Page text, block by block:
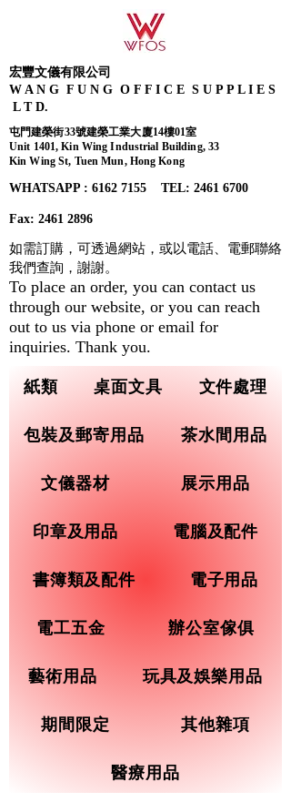
宏豐文儀有限公司
W A N G F U N G O F F I C E S U P P L I E S
L T D.
屯門建榮街33號建榮工業大廈14樓01室
Unit 1401, Kin Wing Industrial Building, 33
Kin Wing St, Tuen Mun, Hong Kong
WHATSAPP : 6162 7155​ TEL: 2461 6700
Fax: 2461 2896
紙類 桌面文具 文件處理
包裝及郵寄用品 茶水間用品
文儀器材 展示用品
印章及用品 電腦及配件
書簿類及配件 電子用品
電工五金 辦公室傢俱
藝術用品 玩具及娛樂用品
期間限定 其他雜項
醫療用品
如需訂購，可透過網站，或以電話、電郵聯絡
我們查詢， 謝謝。
To place an order, you can contact us
through our website, or you can reach
out to us via phone or email for
inquiries. Thank you.